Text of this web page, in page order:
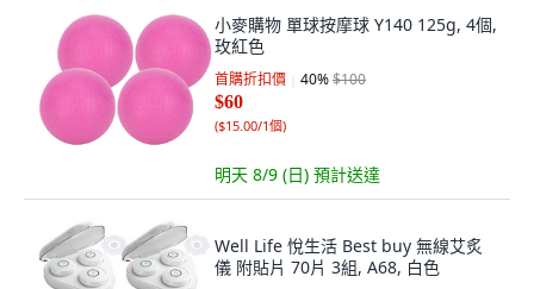
小麥購物 單球按摩球 Y140 125g, 4個,
玫紅色
首購折扣價 40%$100
$60
($15.00/1個)
明天 8/9 (日) 預計送達
Well Life 悅生活 Best buy 無線艾炙
儀 附貼片 70片 3組, A68, 白色